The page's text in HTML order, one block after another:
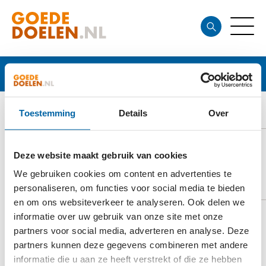
Toestemming Details Over
Deze website maakt gebruik van cookies
We gebruiken cookies om content en advertenties te
personaliseren, om functies voor social media te bieden
en om ons websiteverkeer te analyseren. Ook delen we
informatie over uw gebruik van onze site met onze
partners voor social media, adverteren en analyse. Deze
partners kunnen deze gegevens combineren met andere
informatie die u aan ze heeft verstrekt of die ze hebben
PIMMA
DOELSTELLING
Pimma zamelt geld in voor de bouw van
basisscholen in Midden-Amerika. Op die manier